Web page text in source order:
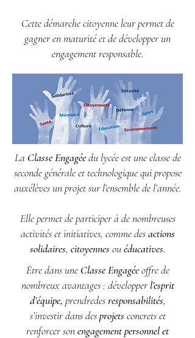
Cette démarche citoyenne leur permet de
gagner en maturité et de développer un
engagement responsable.
La Classe Engagéedu lycée est une classe de
seconde générale et technologique qui propose
auxélèves un projet sur l’ensemble de l’année.
Elle permet de participer à de nombreuses
activités et initiatives, comme desactions
solidaires, citoyennes ouéducatives.
Être dans une Classe Engagéeoffre de
nombreux avantages : développer l’esprit
d’équipe, prendredesresponsabilités,
s’investir dans desprojets concrets et
renforcer sonengagement personnel et